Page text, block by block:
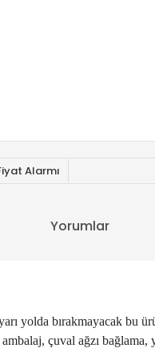
Alarmı
Yorumlar
yolda bırakmayacak bu
çuval ağzı bağlama,